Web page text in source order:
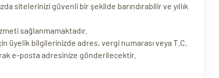
sitelerinizi güvenli bir şekilde barındırabilir ve yıllık
sağlanmamaktadır.
üyelik bilgilerinizde adres, vergi numarası veya T.C.
e-posta adresinize gönderilecektir.